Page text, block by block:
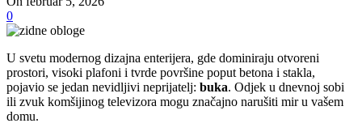
0
U svetu modernog dizajna enterijera, gde dominiraju otvoreni
prostori, visoki plafoni i tvrde površine poput betona i stakla,
pojavio se jedan nevidljivi neprijatelj: buka. Odjek u dnevnoj sobi
ili zvuk komšijinog televizora mogu značajno narušiti mir u vašem
domu.